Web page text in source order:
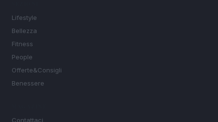
Lifestyle
Bellezza
Fitness
People
Offerte&Consigli
Benessere
Contattaci